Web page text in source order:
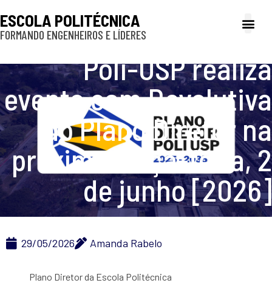
ESCOLA POLITÉCNICA
FORMANDO ENGENHEIROS E LÍDERES
Poli-USP realiza
evento com Devolutiva
do Plano Diretor na
próxima terça-feira, 2
de junho [2026]
29/05/2026 Amanda Rabelo
Plano Diretor da Escola Politécnica